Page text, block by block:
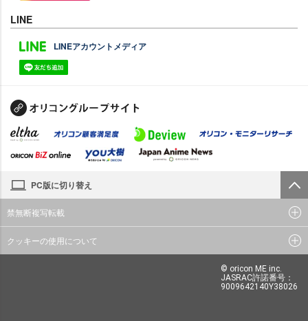
LINE
LINEアカウントメディア
PC版に切り替え
禁無断複写転載
クッキーの使用について
© oricon ME inc.
JASRAC許諾番号：
9009642140Y38026